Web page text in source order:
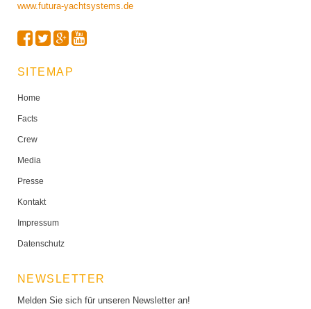
www.futura-yachtsystems.de
SITEMAP
Home
Facts
Crew
Media
Presse
Kontakt
Impressum
Datenschutz
NEWSLETTER
Melden Sie sich für unseren Newsletter an!